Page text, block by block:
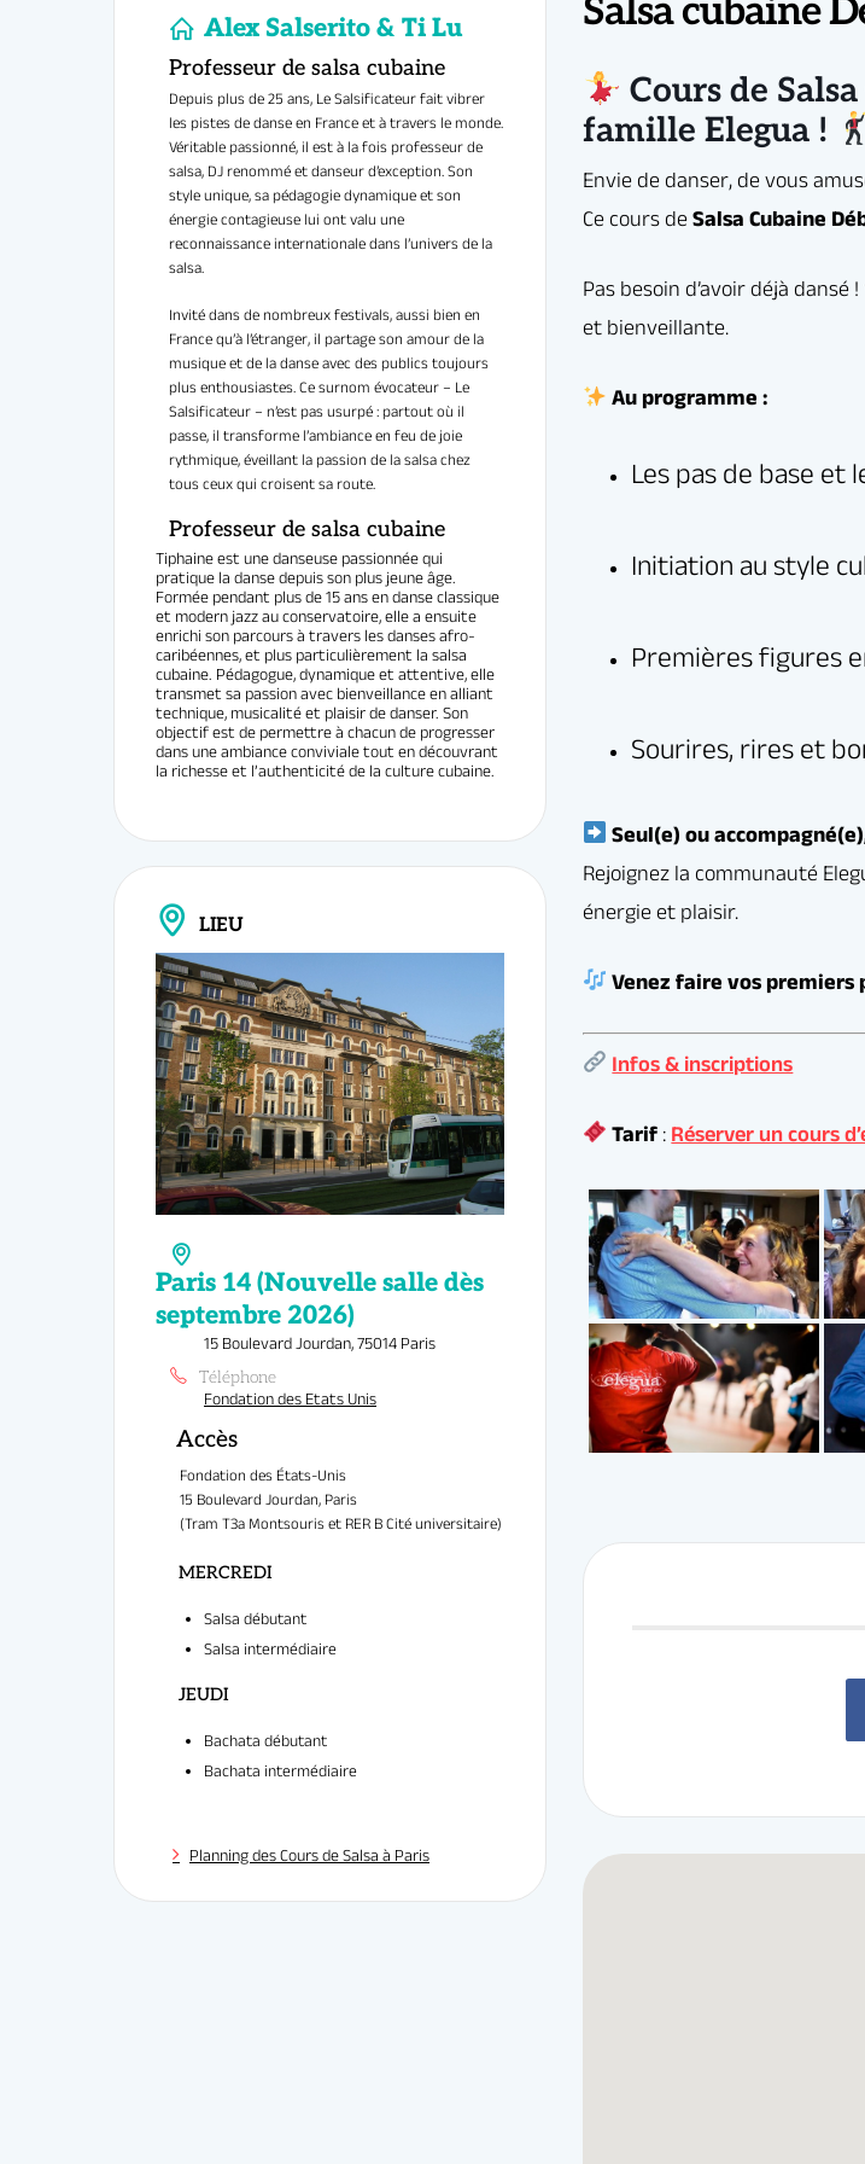
Professeur de salsa
Depuis plus de 25 ans, Le Salsificateur fait vibrer
les pistes de danse en France et à travers le monde.
Véritable passionné, il est à la fois professeur de
salsa, DJ renommé et danseur d’exception. Son
énergie contagieuse lui ont valu une
reconnaissance internationale dans l’univers de la
salsa.
Invité dans de nombreux festivals, aussi bien en
France qu’à l’étranger, il partage son amour de la
musique et de la danse avec des publics toujours
plus enthousiastes. Ce surnom évocateur – Le
Salsificateur – n’est pas usurpé : partout où il
passe, il transforme l’ambiance en feu de joie
rythmique, éveillant la passion de la salsa chez
tous ceux qui croisent sa route.
Tiphaine est une danseuse passionnée qui
pratique la danse depuis son plus jeune âge.
Formée pendant plus de 15 ans en danse classique
et modern jazz au conservatoire, elle a ensuite
enrichi son parcours à travers les danses afro-
caribéennes, et plus particulièrement la salsa
cubaine. Pédagogue, dynamique et attentive, elle
transmet sa passion avec bienveillance en alliant
technique, musicalité et plaisir de danser. Son
objectif est de permettre à chacun de progresser
dans une ambiance conviviale tout en découvrant
la richesse et l’authenticité de la culture cubaine.
LIEU
Paris 14 (Nouvelle salle dès
septembre 2026)
15 Boulevard Jourdan, 75014 Paris
Téléphone
Fondation des Etats Unis
15 Boulevard Jourdan, Paris
MERCREDI
Salsa intermédiaire
Planning des Cours de Salsa à Paris
Salsa cubaine
Cours de
famille Elegua !
Seul(e) ou accompagné(e), tout le monde est le
Rejoignez la communauté Elegua et découvrez un univers
énergie et plaisir.
Tarif